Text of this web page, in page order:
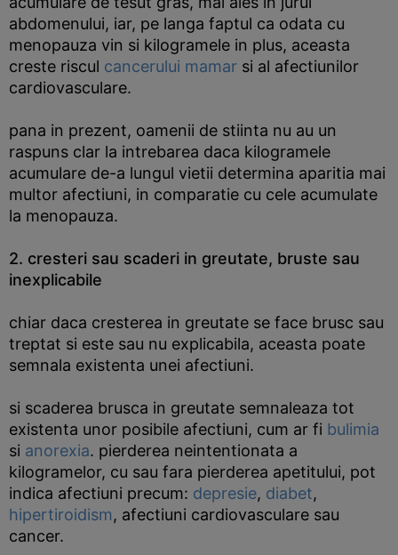
abdomenului, iar, pe langa faptul ca odata cu
menopauza vin si kilogramele in plus, aceasta
creste riscul cancerului mamar si al afectiunilor
cardiovasculare.
pana in prezent, oamenii de stiinta nu au un
raspuns clar la intrebarea daca kilogramele
acumulare de-a lungul vietii determina aparitia mai
multor afectiuni, in comparatie cu cele acumulate
la menopauza.
2. cresteri sau scaderi in greutate, bruste sau
inexplicabile
chiar daca cresterea in greutate se face brusc sau
treptat si este sau nu explicabila, aceasta poate
semnala existenta unei afectiuni.
si scaderea brusca in greutate semnaleaza tot
existenta unor posibile afectiuni, cum ar fi bulimia
si anorexia. pierderea neintentionata a
kilogramelor, cu sau fara pierderea apetitului, pot
indica afectiuni precum: depresie, diabet,
hipertiroidism, afectiuni cardiovasculare sau
cancer.